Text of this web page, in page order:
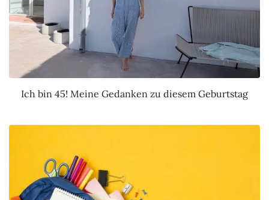
Ich bin 45! Meine Gedanken zu diesem Geburtstag